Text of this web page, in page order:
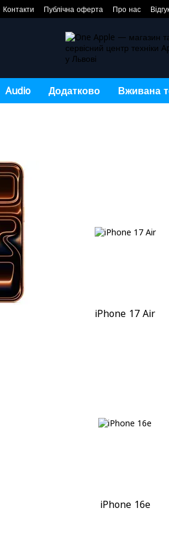
Контакти Публічна оферта Про нас
Audio Додатково Вживана
iPhone 17 Air
iPhone 16e